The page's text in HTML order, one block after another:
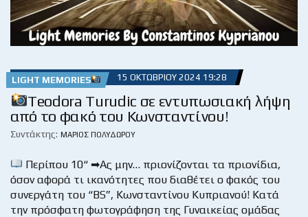
LIGHT MEMORIES 15 ΟΚΤΩΒΡΊΟΥ 2024 19:28
Teodora Turudic σε εντυπωσιακή λήψη
από το φακό του Κωνσταντίνου!
Συντάκτης: ΜΆΡΙΟΣ ΠΟΛΥΔΏΡΟΥ
Περίπου 10“ ➡Ας μην… πριονίζονται τα πριονίδια,
όσον αφορά τι ικανότητες που διαθέτει ο φακός του
συνεργάτη του “BS”, Κωνσταντίνου Κυπριανού! Κατά
την πρόσφατη φωτογράφηση της Γυναικείας ομάδας